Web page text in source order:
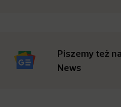
Piszemy też
News